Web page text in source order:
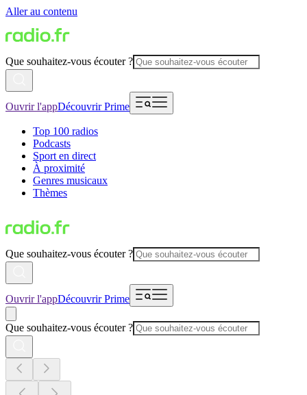
Aller au contenu
Que souhaitez-vous écouter ?
Ouvrir l'appDécouvrir Prime
Top 100 radios
Podcasts
Sport en direct
À proximité
Genres musicaux
Thèmes
Que souhaitez-vous écouter ?
Ouvrir l'appDécouvrir Prime
Que souhaitez-vous écouter ?